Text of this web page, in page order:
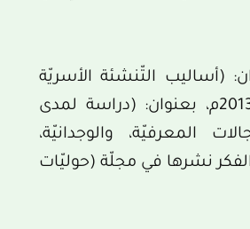
رسالته في الماجستير عام 1988م، بعنوان: (أساليب التّنشئة الأسريّة
المخدّرات في المجتمع الغينيّ)، وأطروحتَه في الدّكتوراه عام 2013م، بعنوان: (دراسة لمدى
المعرفيّة، والوجدانيّة،
نشرها في مجلّة (حوليّات